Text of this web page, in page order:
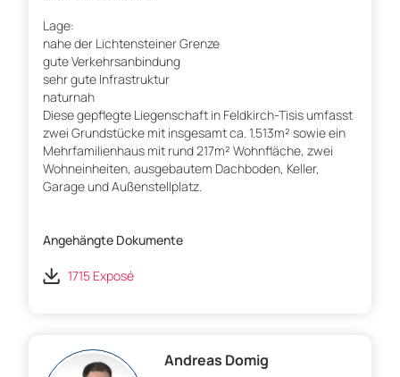
Lage:
nahe der Lichtensteiner Grenze
gute Verkehrsanbindung
sehr gute Infrastruktur
naturnah
Diese gepflegte Liegenschaft in Feldkirch-Tisis umfasst
zwei Grundstücke mit insgesamt ca. 1.513m² sowie ein
Mehrfamilienhaus mit rund 217m² Wohnfläche, zwei
Wohneinheiten, ausgebautem Dachboden, Keller,
Garage und Außenstellplatz.
Angehängte Dokumente
1715 Exposé
Andreas Domig